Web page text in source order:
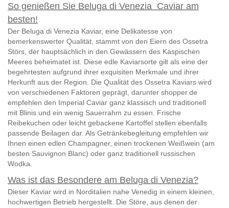
So genießen Sie Beluga di Venezia Caviar am
besten!
Der Beluga di Venezia Kaviar, eine Delikatesse von
bemerkenswerter Qualität, stammt von den Eiern des Ossetra
Störs, der hauptsächlich in den Gewässern des Kaspischen
Meeres beheimatet ist. Diese edle Kaviarsorte gilt als eine der
begehrtesten aufgrund ihrer exquisiten Merkmale und ihrer
Herkunft aus der Region. Die Qualität des Ossetra Kaviars wird
von verschiedenen Faktoren geprägt, darunter shopper.de
empfehlen den Imperial Caviar ganz klassisch und traditionell
mit Blinis und ein wenig Sauerrahm zu essen. Frische
Reibekuchen oder leicht gebackene Kartoffel stellen ebenfalls
passende Beilagen dar. Als Getränkebegleitung empfehlen wir
Ihnen einen edlen Champagner, einen trockenen Weißwein (am
besten Sauvignon Blanc) oder ganz traditionell russischen
Wodka.
Was ist das Besondere am Beluga di Venezia?
Dieser Kaviar wird in Norditalien nahe Venedig in einem kleinen,
hochwertigen Betrieb hergestellt. Die Störe, aus denen der